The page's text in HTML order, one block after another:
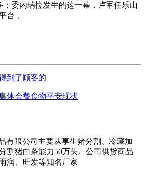
；委内瑞拉发生的这一幕，卢军任乐山
台，
到了顾客的
体会餐食物平安现状
有限公司主要从事生猪分割、冷藏加
割猪白条能力50万头。公司供货商品
润、旺发等知名厂家